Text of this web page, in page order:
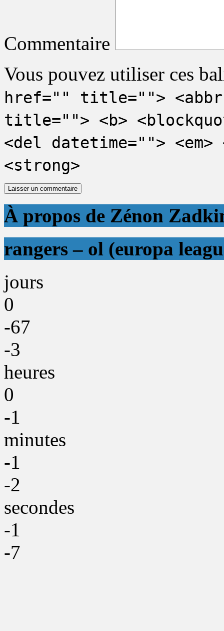
Commentaire
Vous pouvez utiliser ces
href="" title="">
title=""> <b>
<del datetime="">
<strong>
À propos de Zénon
rangers – ol (europa
jours
0
-67
-3
heures
0
-1
minutes
-1
-2
secondes
-1
-7